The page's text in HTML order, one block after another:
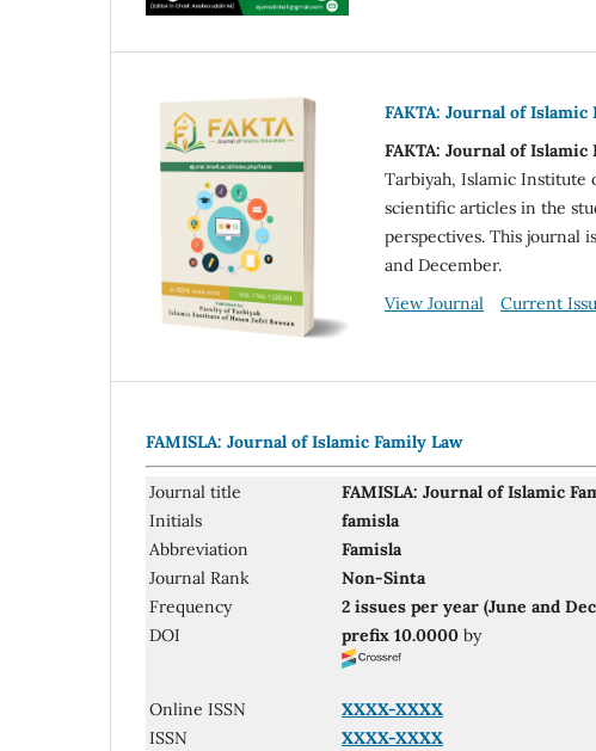
FAKTA: Journal of Islamic
FAKTA: Journal of Islamic
Tarbiyah, Islamic Institute
scientific articles in the
perspectives. This journal
and December.
View Journal
Current
FAMISLA: Journal of Islamic Family Law
Journal title
FAMISLA: Journal of Islamic
Initials
famisla
Abbreviation
Famisla
Journal Rank
Non-Sinta
Frequency
2 issues per year (June and
DOI
prefix 10.0000 by
Online ISSN
XXXX-XXXX
ISSN
XXXX-XXXX